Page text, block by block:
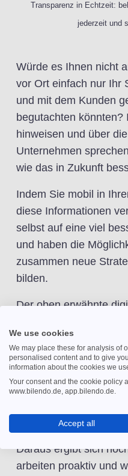
Transparenz in Echtzeit:
jederzeit und
Würde es Ihnen nicht
vor Ort einfach nur Ihr
und mit dem Kunden
begutachten
hinweisen und über
Unternehmen
wie das in Zukunft
Indem Sie mobil in
diese Informationen
selbst auf eine viel
und haben die
zusammen neue
bilden.
Der oben erwähnte
Informationen aufs
damit die Zeiten, in
Antworten aus der
Denn alle
von überall Zugriff
Daraus ergibt sich
arbeiten proaktiv und
We use cookies
We may place these for analysis of
personalised content and to give
information about the cookies we
Your consent and the cookie policy
www.bilendo.de, app.bilendo.de.
Accept all